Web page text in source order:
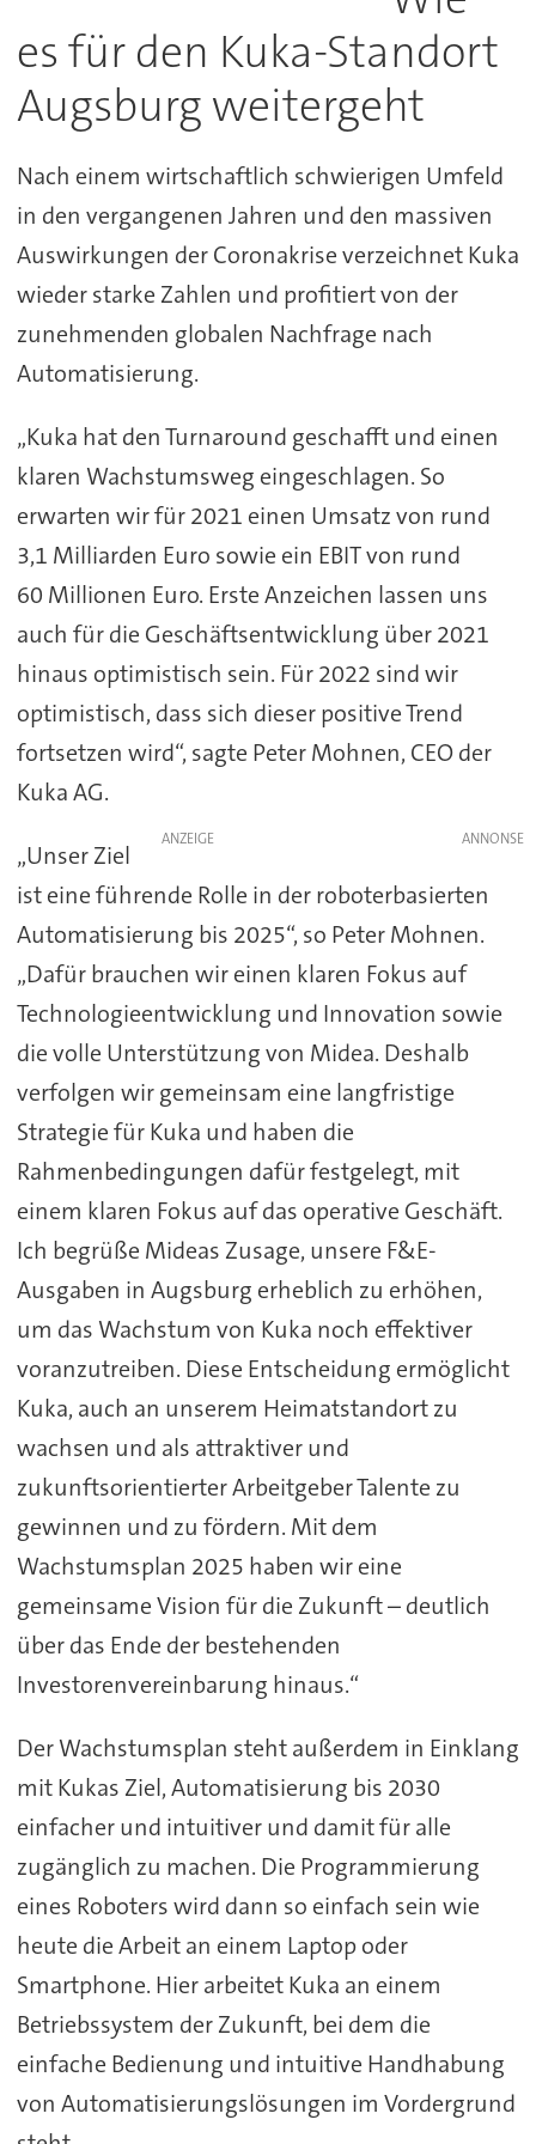
es für den Kuka-Standort
Augsburg weitergeht
Nach einem wirtschaftlich schwierigen Umfeld
in den vergangenen Jahren und den massiven
Auswirkungen der Coronakrise verzeichnet Kuka
wieder starke Zahlen und profitiert von der
zunehmenden globalen Nachfrage nach
Automatisierung.
„Kuka hat den Turnaround geschafft und einen
klaren Wachstumsweg eingeschlagen. So
erwarten wir für 2021 einen Umsatz von rund
3,1 Milliarden Euro sowie ein EBIT von rund
60 Millionen Euro. Erste Anzeichen lassen uns
auch für die Geschäftsentwicklung über 2021
hinaus optimistisch sein. Für 2022 sind wir
optimistisch, dass sich dieser positive Trend
fortsetzen wird“, sagte Peter Mohnen, CEO der
Kuka AG.
ANZEIGE
„Unser Ziel
ist eine führende Rolle in der roboterbasierten
Automatisierung bis 2025“, so Peter Mohnen.
„Dafür brauchen wir einen klaren Fokus auf
Technologieentwicklung und Innovation sowie
die volle Unterstützung von Midea. Deshalb
verfolgen wir gemeinsam eine langfristige
Strategie für Kuka und haben die
Rahmenbedingungen dafür festgelegt, mit
einem klaren Fokus auf das operative Geschäft.
Ich begrüße Mideas Zusage, unsere F&E-
Ausgaben in Augsburg erheblich zu erhöhen,
um das Wachstum von Kuka noch effektiver
voranzutreiben. Diese Entscheidung ermöglicht
Kuka, auch an unserem Heimatstandort zu
wachsen und als attraktiver und
zukunftsorientierter Arbeitgeber Talente zu
gewinnen und zu fördern. Mit dem
Wachstumsplan 2025 haben wir eine
gemeinsame Vision für die Zukunft – deutlich
über das Ende der bestehenden
Investorenvereinbarung hinaus.“
Der Wachstumsplan steht außerdem in Einklang
mit Kukas Ziel, Automatisierung bis 2030
einfacher und intuitiver und damit für alle
zugänglich zu machen. Die Programmierung
eines Roboters wird dann so einfach sein wie
heute die Arbeit an einem Laptop oder
Smartphone. Hier arbeitet Kuka an einem
Betriebssystem der Zukunft, bei dem die
einfache Bedienung und intuitive Handhabung
von Automatisierungslösungen im Vordergrund